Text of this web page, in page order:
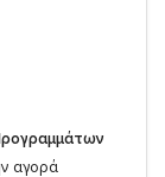
αγορά